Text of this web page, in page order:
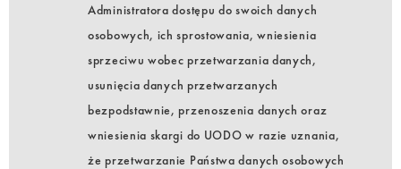
Administratora dostępu do swoich danych
osobowych, ich sprostowania, wniesienia
sprzeciwu wobec przetwarzania danych,
usunięcia danych przetwarzanych
bezpodstawnie, przenoszenia danych oraz
wniesienia skargi do UODO w razie uznania,
że przetwarzanie Państwa danych osobowych